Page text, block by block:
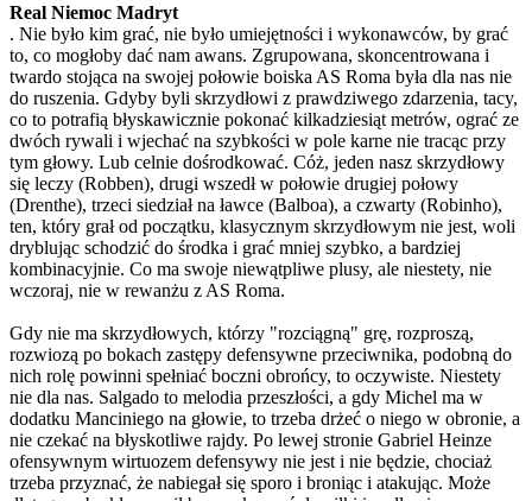
Real Niemoc Madryt
. Nie było kim grać, nie było umiejętności i wykonawców, by grać
to, co mogłoby dać nam awans. Zgrupowana, skoncentrowana i
twardo stojąca na swojej połowie boiska AS Roma była dla nas nie
do ruszenia. Gdyby byli skrzydłowi z prawdziwego zdarzenia, tacy,
co to potrafią błyskawicznie pokonać kilkadziesiąt metrów, ograć ze
dwóch rywali i wjechać na szybkości w pole karne nie tracąc przy
tym głowy. Lub celnie dośrodkować. Cóż, jeden nasz skrzydłowy
się leczy (Robben), drugi wszedł w połowie drugiej połowy
(Drenthe), trzeci siedział na ławce (Balboa), a czwarty (Robinho),
ten, który grał od początku, klasycznym skrzydłowym nie jest, woli
dryblując schodzić do środka i grać mniej szybko, a bardziej
kombinacyjnie. Co ma swoje niewątpliwe plusy, ale niestety, nie
wczoraj, nie w rewanżu z AS Roma.
Gdy nie ma skrzydłowych, którzy "rozciągną" grę, rozproszą,
rozwiozą po bokach zastępy defensywne przeciwnika, podobną do
nich rolę powinni spełniać boczni obrońcy, to oczywiste. Niestety
nie dla nas. Salgado to melodia przeszłości, a gdy Michel ma w
dodatku Manciniego na głowie, to trzeba drżeć o niego w obronie, a
nie czekać na błyskotliwe rajdy. Po lewej stronie Gabriel Heinze
ofensywnym wirtuozem defensywy nie jest i nie będzie, chociaż
trzeba przyznać, że nabiegał się sporo i broniąc i atakując. Może